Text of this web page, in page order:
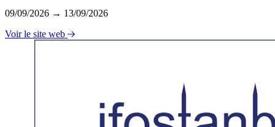
09/09/2026 → 13/09/2026
Voir le site web